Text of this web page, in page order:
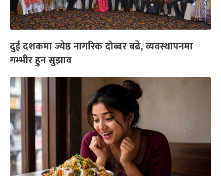
दुई दशकमा ज्येष्ठ नागरिक दोब्बर बढे, व्यवस्थापनमा
गम्भीर हुन सुझाव